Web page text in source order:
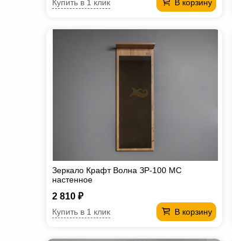
В корзину
Купить в 1 клик
Зеркало Крафт Волна ЗР-100 МС
настенное
2 810 ₽
В корзину
Купить в 1 клик